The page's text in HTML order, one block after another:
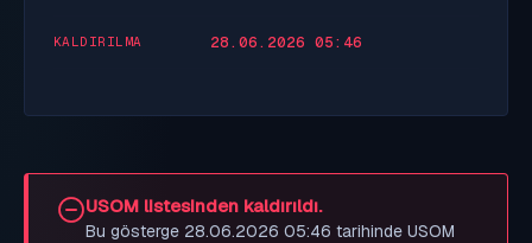
KALDIRILMA 28.06.2026 05:46
USOM listesinden kaldırıldı.
Bu gösterge 28.06.2026 05:46 tarihinde USOM